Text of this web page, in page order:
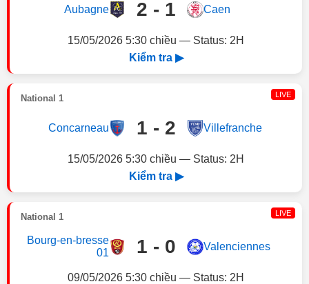
Aubagne 2 - 1 Caen
15/05/2026 5:30 chiều — Status: 2H
Kiểm tra ▶
National 1 LIVE
Concarneau 1 - 2 Villefranche
15/05/2026 5:30 chiều — Status: 2H
Kiểm tra ▶
National 1 LIVE
Bourg-en-bresse
01
1 - 0 Valenciennes
09/05/2026 5:30 chiều — Status: 2H